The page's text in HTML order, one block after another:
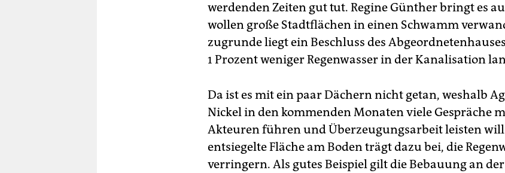
werdenden Zeiten gut tut. Regine Günther bringt es
wollen große Stadtflächen in einen Schwamm
zugrunde liegt ein Beschluss des
1 Prozent weniger Regenwasser in der Kanalisation
Da ist es mit ein paar Dächern nicht getan, weshalb
Nickel in den kommenden Monaten viele Gespräche
Akteuren führen und Überzeugungsarbeit leisten
entsiegelte Fläche am Boden trägt dazu bei, die
verringern. Als gutes Beispiel gilt die Bebauung an der